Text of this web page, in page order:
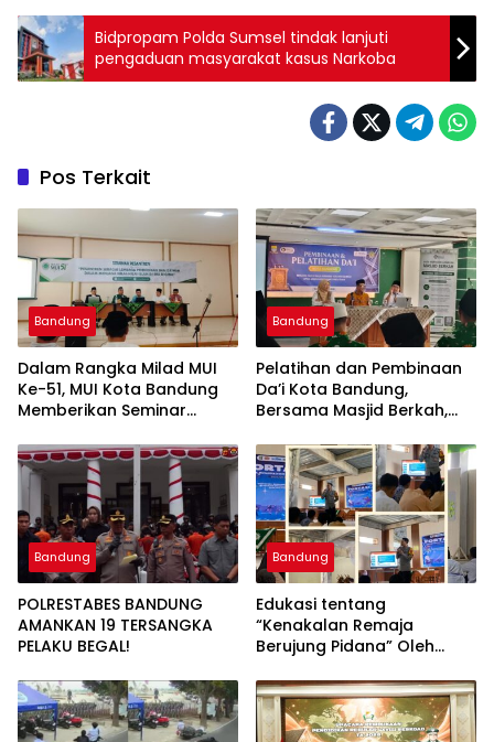
Bidpropam Polda Sumsel tindak lanjuti
pengaduan masyarakat kasus Narkoba
Pos Terkait
Bandung
Dalam Rangka Milad MUI
Ke-51, MUI Kota Bandung
Memberikan Seminar
Pondok Pesantren di Kota
Bandung
Bandung
Pelatihan dan Pembinaan
Da’i Kota Bandung,
Bersama Masjid Berkah,
Bandung
POLRESTABES BANDUNG
AMANKAN 19 TERSANGKA
PELAKU BEGAL!
Bandung
Edukasi tentang
“Kenakalan Remaja
Berujung Pidana” Oleh
Kota Bandung di SMK
Muhammadiyah 3
Bandung